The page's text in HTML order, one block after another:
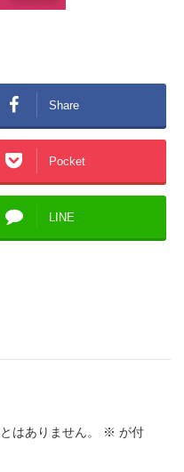
Share
Pocket
LINE
はありません。 ※ が付